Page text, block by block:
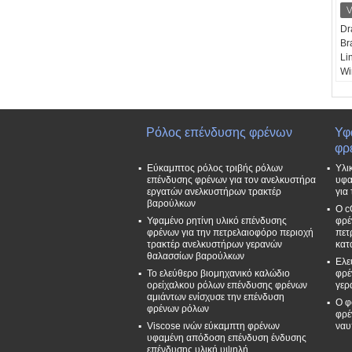
Ρόλος επένδυσης φρένων
Εύκαμπτος ρόλος τριβής ρόλων
επένδυσης φρένων για τον ανελκυστήρα
εργατών ανελκυστήρων τρακτέρ
βαρούλκων
Υφαμένο ρητίνη υλικό επένδυσης
φρένων για την πετρελαιοφόρο περιοχή
τρακτέρ ανελκυστήρων γερανών
θαλασσίων βαρούλκων
Το ελεύθερο βιομηχανικό καλώδιο
ορείχαλκου ρόλων επένδυσης φρένων
αμιάντων ενίσχυσε την επένδυση
φρένων ρόλων
Viscose ινών εύκαμπτη φρένων
υφαμένη απόδοση επένδυση ένδυσης
επένδυσης υλική υψηλή
Ο
Ο